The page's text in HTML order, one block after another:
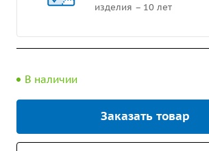
изделия – 10 лет
В наличии
Заказать товар